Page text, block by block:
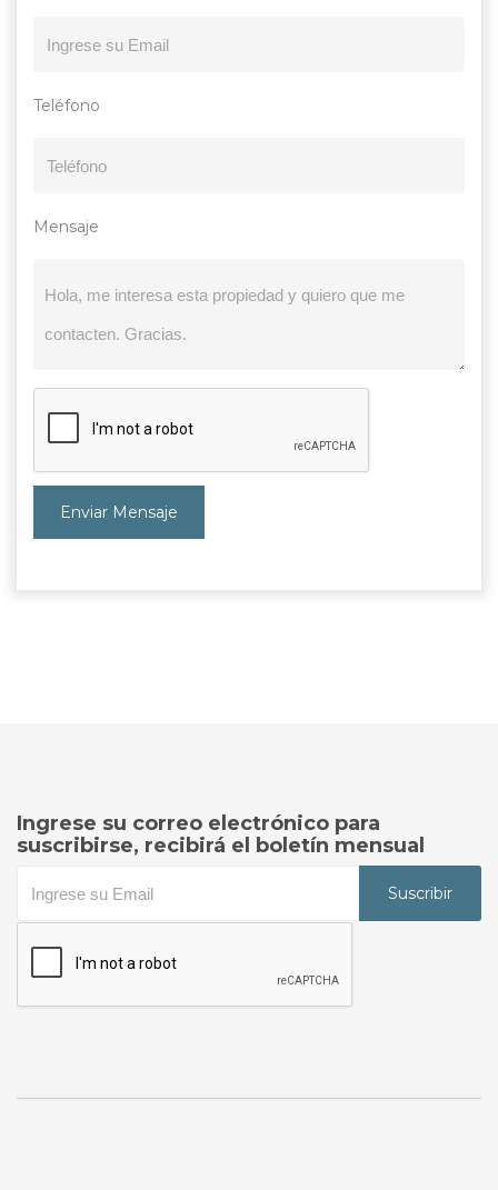
Teléfono
Mensaje
Enviar Mensaje
Ingrese su correo electrónico para
suscribirse, recibirá el boletín mensual
Suscribir